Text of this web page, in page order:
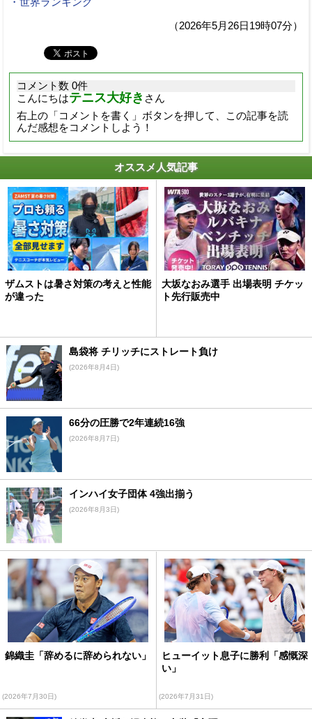
（2026年5月26日19時07分）
コメント数 0件
こんにちはテニス大好き さん
右上の「コメントを書く」ボタンを押して、この記事を読
んだ感想をコメントしよう！
オススメ人気記事
ザムストは暑さ対策の考えと性能
が違った
大坂なおみ選手 出場表明 チケッ
ト先行販売中
島袋将 チリッチにストレート負け
(2026年8月4日)
66分の圧勝で2年連続16強
(2026年8月7日)
インハイ女子団体 4強出揃う
(2026年8月3日)
錦織圭「辞めるに辞められない」
(2026年7月30日)
ヒューイット息子に勝利「感慨深
い」
(2026年7月31日)